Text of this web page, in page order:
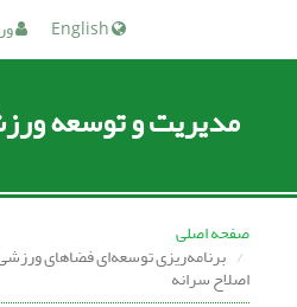
مدیریت و توسعه
صفحه اصلی
برنامه‌ریزی توسعه‌ای فضاهای
اصلاح سرانه